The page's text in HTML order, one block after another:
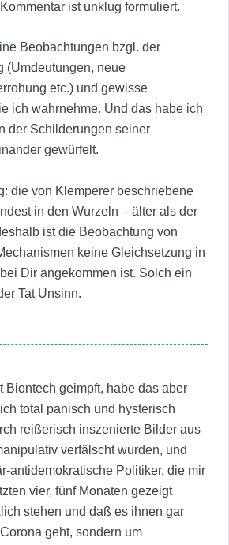
ist unklug formuliert.
Beobachtungen bzgl. der
(Umdeutungen, neue
etc.) und gewisse
ich wahrnehme. Und das habe ich
der Schilderungen seiner
gewürfelt.
die von Klemperer beschriebene
in den Wurzeln – älter als der
ist die Beobachtung von
keine Gleichsetzung in
Dir angekommen ist. Solch ein
Tat Unsinn.
Biontech geimpft, habe das aber
total panisch und hysterisch
reißerisch inszenierte Bilder aus
verfälscht wurden, und
antidemokratische Politiker, die mir
vier, fünf Monaten gezeigt
stehen und daß es ihnen gar
geht, sondern um